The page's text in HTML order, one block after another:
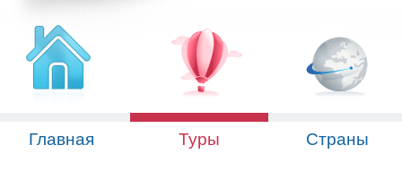
Главная Туры Страны